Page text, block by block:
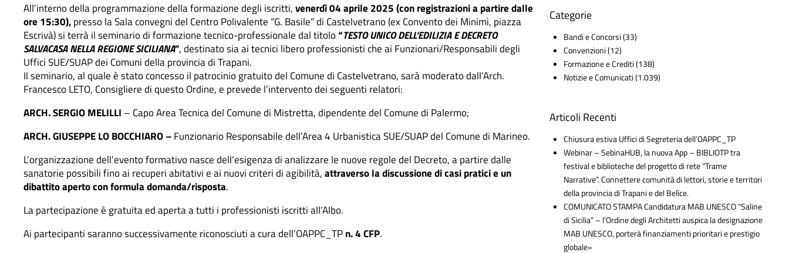
All’interno della programmazione della formazione degli iscritti,venerdì 04 aprile 2025 (con registrazioni a partire dalle
ore 15:30),presso la Sala convegni del Centro Polivalente “G. Basile” di Castelvetrano (ex Convento dei Minimi, piazza
Escrivà) si terrà il seminario di formazione tecnico-professionale dal titolo“TESTO UNICO DELL’EDILIZIA E DECRETO
SALVACASA NELLA REGIONE SICILIANA”, destinato sia ai tecnici libero professionisti che ai Funzionari/Responsabili degli
Uffici SUE/SUAP dei Comuni della provincia di Trapani.
Il seminario, al quale è stato concesso il patrocinio gratuito del Comune di Castelvetrano, sarà moderato dall’Arch.
Francesco LETO, Consigliere di questo Ordine, e prevede l’intervento dei seguenti relatori:
ARCH. SERGIO MELILLI – Capo Area Tecnica del Comune di Mistretta, dipendente del Comune di Palermo;
ARCH. GIUSEPPE LO BOCCHIARO –Funzionario Responsabile dell’Area 4 Urbanistica SUE/SUAP del Comune di Marineo.
L’organizzazione dell’evento formativo nasce dell’esigenza di analizzare le nuove regole del Decreto, a partire dalle
sanatorie possibili fino ai recuperi abitativi e ai nuovi criteri di agibilità,attraverso la discussione di casi pratici e un
dibattito aperto con formula domanda/risposta.
La partecipazione è gratuita ed aperta a tutti i professionisti iscritti all’Albo.
Ai partecipanti saranno successivamente riconosciuti a cura dell’OAPPC_TPn. 4 CFP.
Categorie
Bandi e Concorsi(33)
Convenzioni(12)
Formazione e Crediti(138)
Notizie e Comunicati(1.039)
Articoli Recenti
Chiusura estiva Uffici di Segreteria dell’OAPPC_TP
Webinar – SebinaHUB, la nuova App – BIBLIOTP tra
festival e biblioteche del progetto di rete “Trame
Narrative”. Connettere comunità di lettori, storie e territori
della provincia di Trapani e del Belìce.
COMUNICATO STAMPA Candidatura MAB UNESCO “Saline
di Sicilia” – l’Ordine degli Architetti auspica la designazione
MAB UNESCO, porterà finanziamenti prioritari e prestigio
globale»